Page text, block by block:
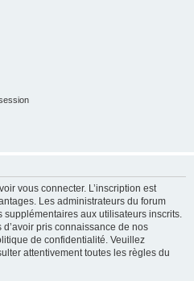
vous connecter. L’inscription est
Les administrateurs du forum
aux utilisateurs inscrits.
pris connaissance de nos
de confidentialité. Veuillez
attentivement toutes les règles du